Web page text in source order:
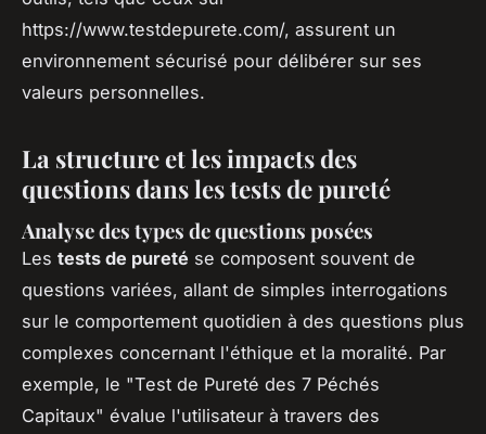
https://www.testdepurete.com/, assurent un
environnement sécurisé pour délibérer sur ses
valeurs personnelles.
La structure et les impacts des
questions dans les tests de pureté
Analyse des types de questions posées
Les tests de pureté se composent souvent de
questions variées, allant de simples interrogations
sur le comportement quotidien à des questions plus
complexes concernant l'éthique et la moralité. Par
exemple, le "Test de Pureté des 7 Péchés
Capitaux" évalue l'utilisateur à travers des